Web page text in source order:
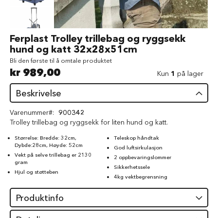
d
å
t
f
t
i
l
h
u
d
G
o
d
b
t
e
r
Ferplast Trolley trillebag og ryggsekk
hund og katt 32x28x51cm
Bli den første til å omtale produktet
kr 989,00 Kun 1 på lager
Beskrivelse
Varenummer
900342
Trolley trillebag og ryggsekk for liten hund og katt.
Størrelse: Bredde: 32cm,
Dybde:28cm, Høyde: 52cm
Vekt på selve trillebag er 2130
gram
Hjul og støtteben
Teleskop håndtak
God luftsirkulasjon
2 oppbevaringslommer
Sikkerhetssele
4kg vektbegrensning
Produktinfo
til
begynnelsen
av
bildegalleri